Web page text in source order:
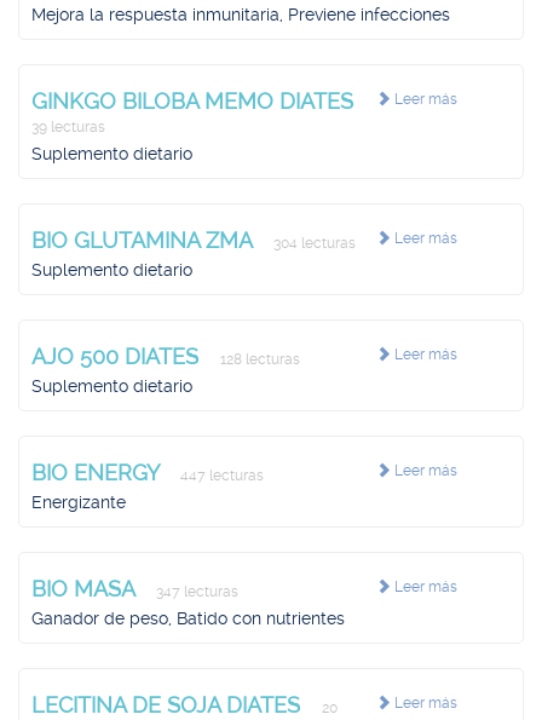
Mejora la respuesta inmunitaria, Previene infecciones
Leer más
GINKGO BILOBA MEMO DIATES
39 lecturas
Suplemento dietario
Leer más
BIO GLUTAMINA ZMA 304 lecturas
Suplemento dietario
Leer más
AJO 500 DIATES 128 lecturas
Suplemento dietario
Leer más
BIO ENERGY 447 lecturas
Energizante
Leer más
BIO MASA 347 lecturas
Ganador de peso, Batido con nutrientes
Leer más
LECITINA DE SOJA DIATES 20